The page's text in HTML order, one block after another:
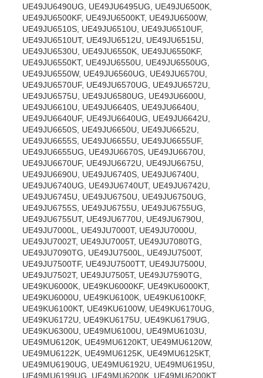
UE49JU6490UG, UE49JU6495UG, UE49JU6500K,
UE49JU6500KF, UE49JU6500KT, UE49JU6500W,
UE49JU6510S, UE49JU6510U, UE49JU6510UF,
UE49JU6510UT, UE49JU6512U, UE49JU6515U,
UE49JU6530U, UE49JU6550K, UE49JU6550KF,
UE49JU6550KT, UE49JU6550U, UE49JU6550UG,
UE49JU6550W, UE49JU6560UG, UE49JU6570U,
UE49JU6570UF, UE49JU6570UG, UE49JU6572U,
UE49JU6575U, UE49JU6580UG, UE49JU6600U,
UE49JU6610U, UE49JU6640S, UE49JU6640U,
UE49JU6640UF, UE49JU6640UG, UE49JU6642U,
UE49JU6650S, UE49JU6650U, UE49JU6652U,
UE49JU6655S, UE49JU6655U, UE49JU6655UF,
UE49JU6655UG, UE49JU6670S, UE49JU6670U,
UE49JU6670UF, UE49JU6672U, UE49JU6675U,
UE49JU6690U, UE49JU6740S, UE49JU6740U,
UE49JU6740UG, UE49JU6740UT, UE49JU6742U,
UE49JU6745U, UE49JU6750U, UE49JU6750UG,
UE49JU6755S, UE49JU6755U, UE49JU6755UG,
UE49JU6755UT, UE49JU6770U, UE49JU6790U,
UE49JU7000L, UE49JU7000T, UE49JU7000U,
UE49JU7002T, UE49JU7005T, UE49JU7080TG,
UE49JU7090TG, UE49JU7500L, UE49JU7500T,
UE49JU7500TF, UE49JU7500TT, UE49JU7500U,
UE49JU7502T, UE49JU7505T, UE49JU7590TG,
UE49KU6000K, UE49KU6000KF, UE49KU6000KT,
UE49KU6000U, UE49KU6100K, UE49KU6100KF,
UE49KU6100KT, UE49KU6100W, UE49KU6170UG,
UE49KU6172U, UE49KU6175U, UE49KU6179UG,
UE49KU6300U, UE49MU6100U, UE49MU6103U,
UE49MU6120K, UE49MU6120KT, UE49MU6120W,
UE49MU6122K, UE49MU6125K, UE49MU6125KT,
UE49MU6190UG, UE49MU6192U, UE49MU6195U,
UE49MU6199UG, UE49MU6200K, UE49MU6200KT,